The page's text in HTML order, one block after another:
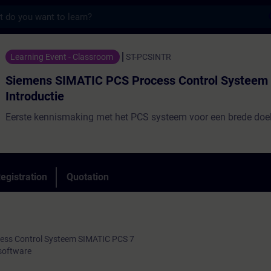
PCS Process Control Systeem
Learning Event - Classroom ST-PCSINTR
Siemens SIMATIC PCS Process Control Systeem
Introductie
Eerste kennismaking met het PCS systeem voor een brede
Quotation
Control Systeem SIMATIC PCS 7